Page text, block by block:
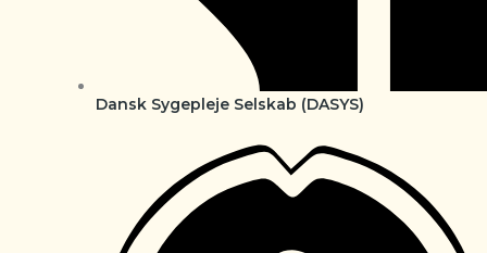
Dansk Sygepleje Selskab (DASYS)